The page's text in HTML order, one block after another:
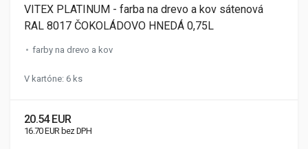
VITEX PLATINUM - farba na drevo a kov sátenová
RAL 8017 ČOKOLÁDOVO HNEDÁ 0,75L
farby na drevo a kov
V kartóne: 6 ks
20.54 EUR
16.70 EUR bez DPH